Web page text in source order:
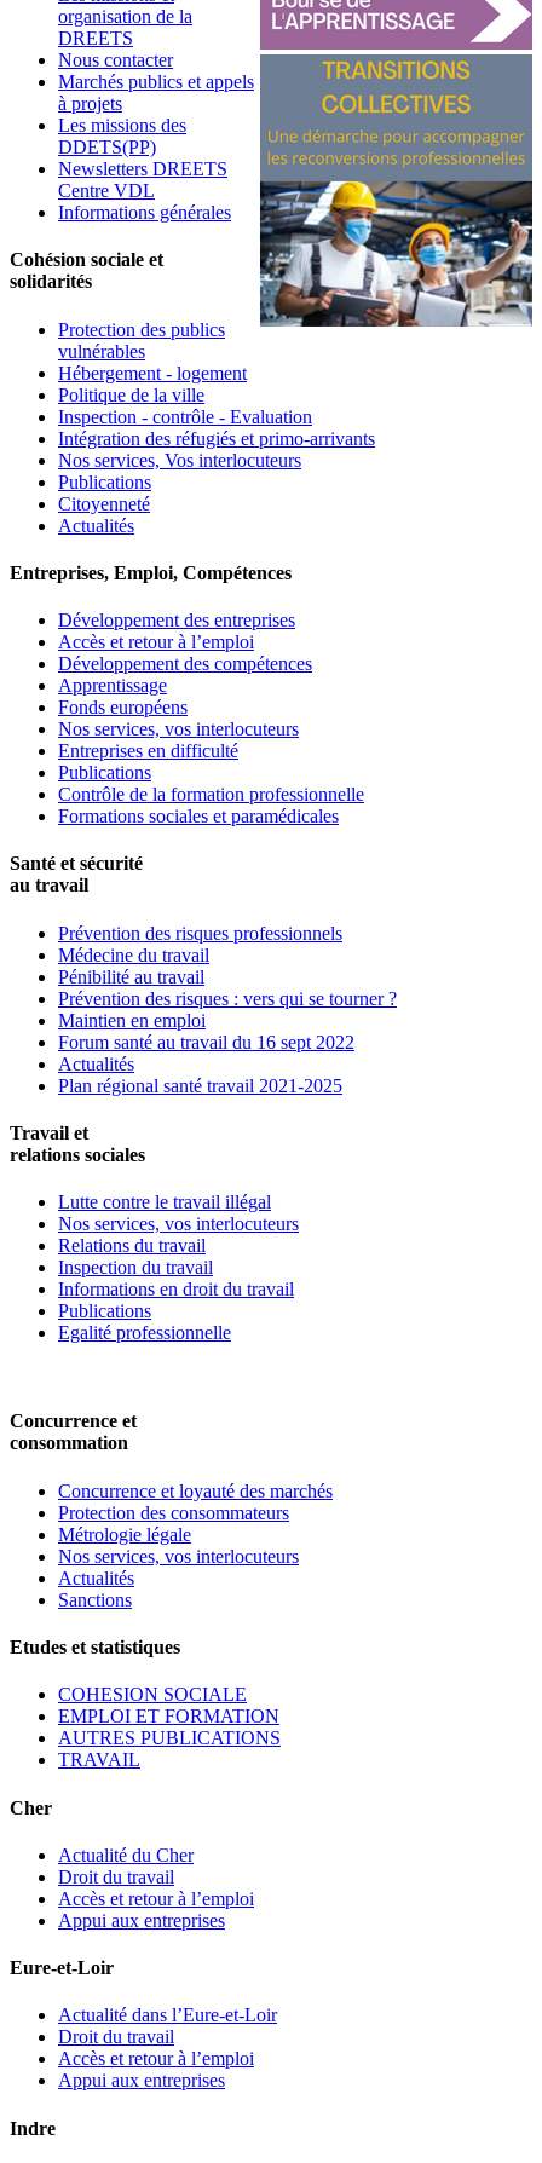
organisation de la
DREETS
Nous contacter
Marchés publics et appels
à projets
Les missions des
DDETS(PP)
Newsletters DREETS
Centre VDL
Informations générales
Cohésion sociale et
solidarités
Protection des publics
vulnérables
Hébergement - logement
Politique de la ville
Inspection - contrôle - Evaluation
Intégration des réfugiés et primo-arrivants
Nos services, Vos interlocuteurs
Publications
Citoyenneté
Actualités
Entreprises, Emploi, Compétences
Développement des entreprises
Accès et retour à l’emploi
Développement des compétences
Apprentissage
Fonds européens
Nos services, vos interlocuteurs
Entreprises en difficulté
Publications
Contrôle de la formation professionnelle
Formations sociales et paramédicales
Santé et sécurité
au travail
Prévention des risques professionnels
Médecine du travail
Pénibilité au travail
Prévention des risques : vers qui se tourner ?
Maintien en emploi
Forum santé au travail du 16 sept 2022
Actualités
Plan régional santé travail 2021-2025
Travail et
relations sociales
Lutte contre le travail illégal
Nos services, vos interlocuteurs
Relations du travail
Inspection du travail
Informations en droit du travail
Publications
Egalité professionnelle
Concurrence et
consommation
Concurrence et loyauté des marchés
Protection des consommateurs
Métrologie légale
Nos services, vos interlocuteurs
Actualités
Sanctions
Etudes et statistiques
COHESION SOCIALE
EMPLOI ET FORMATION
AUTRES PUBLICATIONS
TRAVAIL
Cher
Actualité du Cher
Droit du travail
Accès et retour à l’emploi
Appui aux entreprises
Eure-et-Loir
Actualité dans l’Eure-et-Loir
Droit du travail
Accès et retour à l’emploi
Appui aux entreprises
Indre